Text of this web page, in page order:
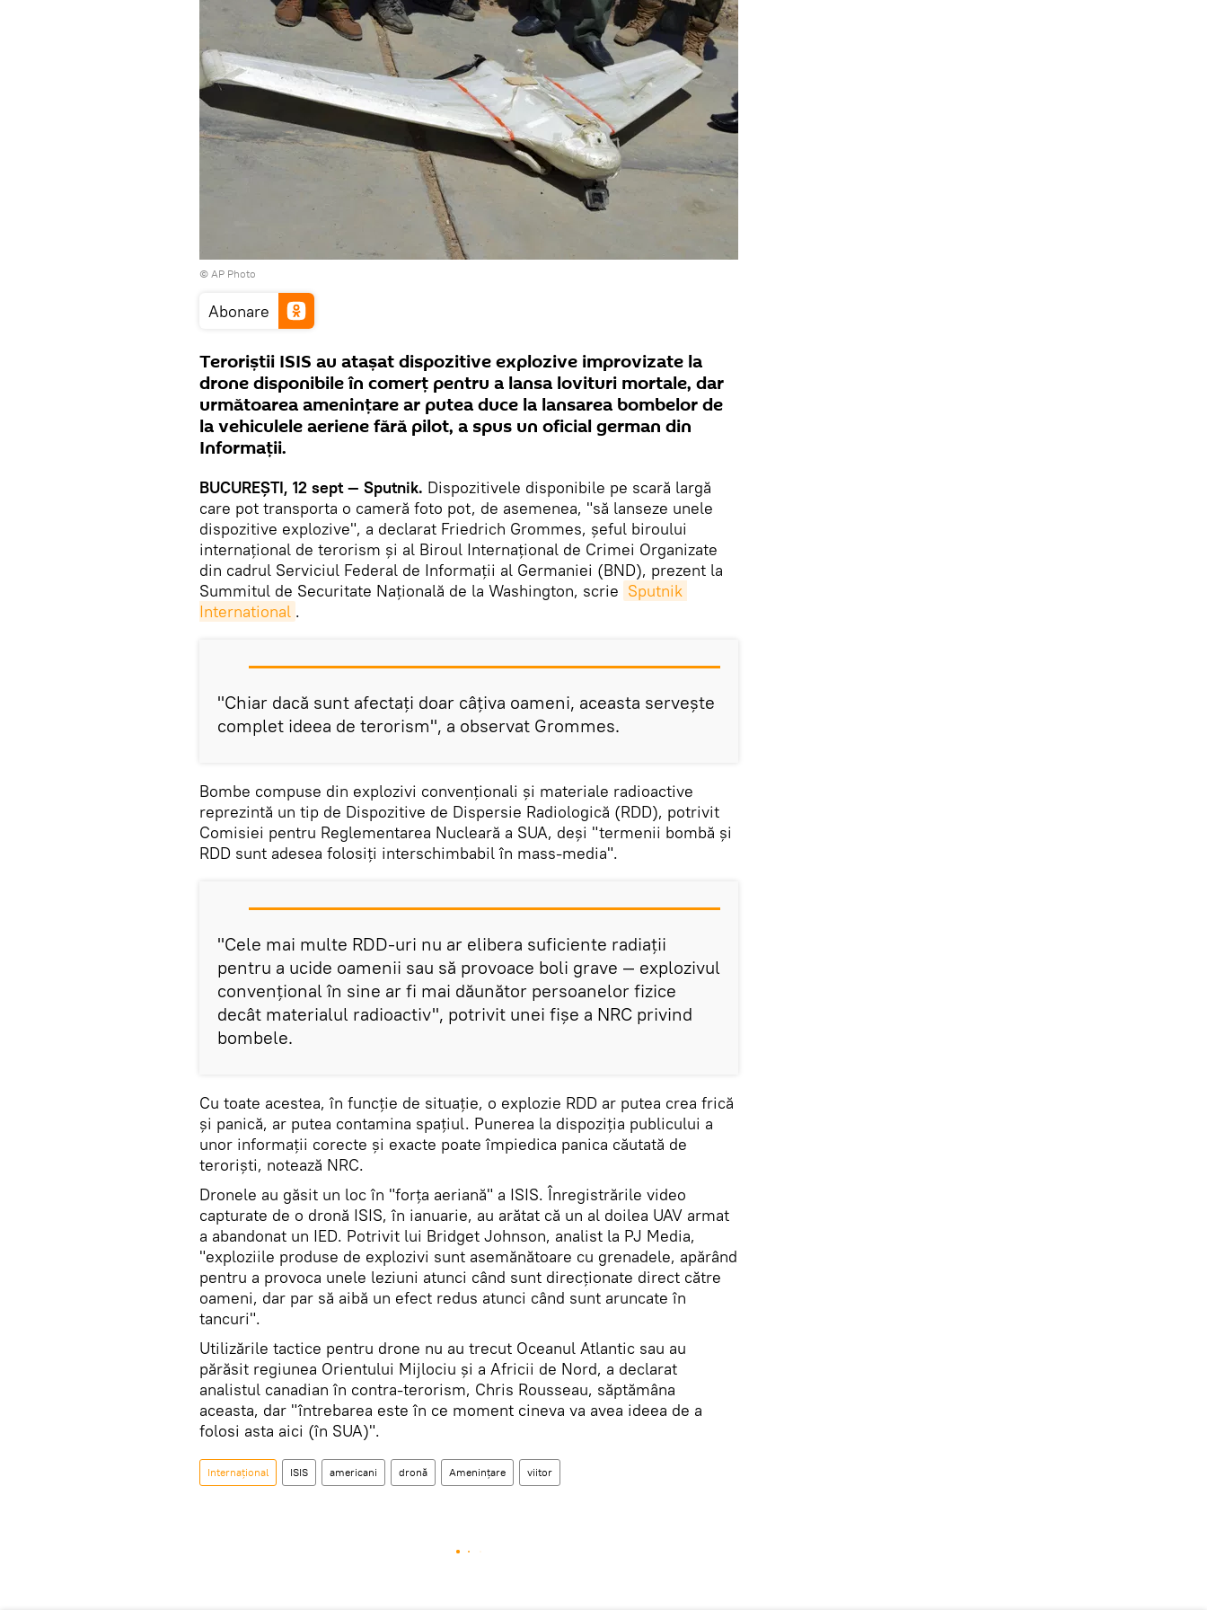
© AP Photo
Abonare
Teroriștii ISIS au atașat dispozitive explozive improvizate la
drone disponibile în comerț pentru a lansa lovituri mortale, dar
următoarea amenințare ar putea duce la lansarea bombelor de
la vehiculele aeriene fără pilot, a spus un oficial german din
Informații.
BUCUREȘTI, 12 sept — Sputnik. Dispozitivele disponibile pe scară largă
care pot transporta o cameră foto pot, de asemenea, "să lanseze unele
dispozitive explozive", a declarat Friedrich Grommes, șeful biroului
internațional de terorism și al Biroul Internațional de Crimei Organizate
din cadrul Serviciul Federal de Informații al Germaniei (BND), prezent la
Summitul de Securitate Națională de la Washington, scrie Sputnik
International .
"Chiar dacă sunt afectați doar câțiva oameni, aceasta servește
complet ideea de terorism", a observat Grommes.
Bombe compuse din explozivi convenționali și materiale radioactive
reprezintă un tip de Dispozitive de Dispersie Radiologică (RDD), potrivit
Comisiei pentru Reglementarea Nucleară a SUA, deși "termenii bombă și
RDD sunt adesea folosiți interschimbabil în mass-media".
"Cele mai multe RDD-uri nu ar elibera suficiente radiații
pentru a ucide oamenii sau să provoace boli grave — explozivul
convențional în sine ar fi mai dăunător persoanelor fizice
decât materialul radioactiv", potrivit unei fișe a NRC privind
bombele.
Cu toate acestea, în funcție de situație, o explozie RDD ar putea crea frică
și panică, ar putea contamina spațiul. Punerea la dispoziția publicului a
unor informații corecte și exacte poate împiedica panica căutată de
teroriști, notează NRC.
Dronele au găsit un loc în "forța aeriană" a ISIS. Înregistrările video
capturate de o dronă ISIS, în ianuarie, au arătat că un al doilea UAV armat
a abandonat un IED. Potrivit lui Bridget Johnson, analist la PJ Media,
"exploziile produse de explozivi sunt asemănătoare cu grenadele, apărând
pentru a provoca unele leziuni atunci când sunt direcționate direct către
oameni, dar par să aibă un efect redus atunci când sunt aruncate în
tancuri".
Utilizările tactice pentru drone nu au trecut Oceanul Atlantic sau au
părăsit regiunea Orientului Mijlociu și a Africii de Nord, a declarat
analistul canadian în contra-terorism, Chris Rousseau, săptămâna
aceasta, dar "întrebarea este în ce moment cineva va avea ideea de a
folosi asta aici (în SUA)".
Internaţional ISIS americani dronă Amenințare viitor